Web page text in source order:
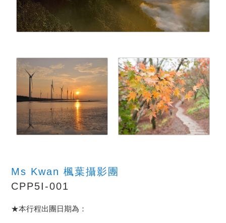
Ms Kwan 楓葉攝影團
CPP5I-001
★本行程出團日期為：